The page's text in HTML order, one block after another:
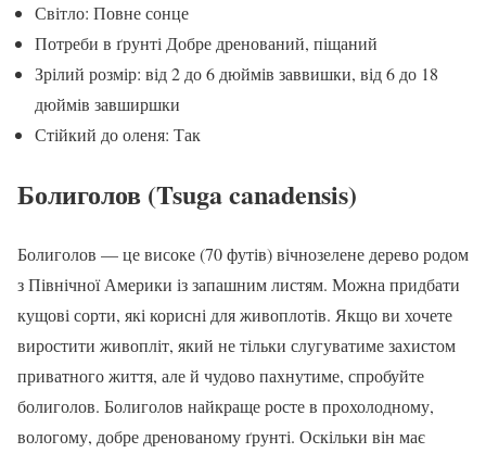
Світло: Повне сонце
Потреби в ґрунті Добре дренований, піщаний
Зрілий розмір: від 2 до 6 дюймів заввишки, від 6 до 18
дюймів завширшки
Стійкий до оленя: Так
Болиголов (Tsuga canadensis)
Болиголов — це високе (70 футів) вічнозелене дерево родом
з Північної Америки із запашним листям. Можна придбати
кущові сорти, які корисні для живоплотів. Якщо ви хочете
виростити живопліт, який не тільки слугуватиме захистом
приватного життя, але й чудово пахнутиме, спробуйте
болиголов. Болиголов найкраще росте в прохолодному,
вологому, добре дренованому ґрунті. Оскільки він має